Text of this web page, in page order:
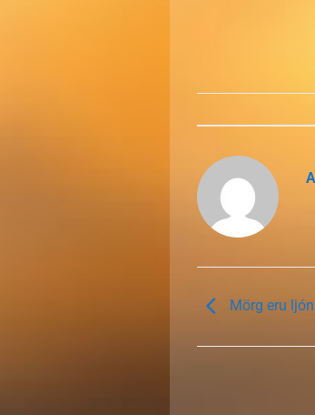
Mörg eru